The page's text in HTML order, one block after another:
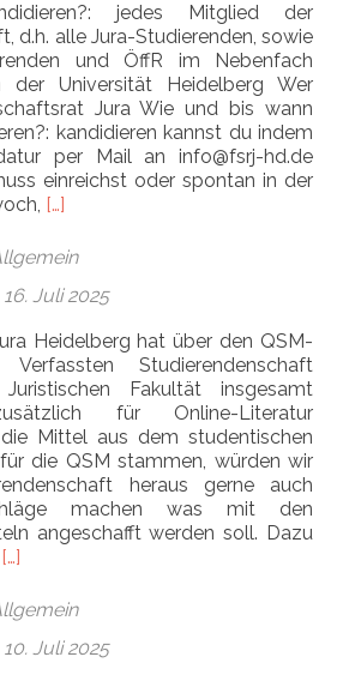
jedes Mitglied der
d.h. alle Jura-Studierenden, sowie
und ÖffR im Nebenfach
der Universität Heidelberg Wer
Jura Wie und bis wann
kandidieren kannst du indem
per Mail an info@fsrj-hd.de
einreichst oder spontan in der
Read more about Drei
[…]
16. Juli 2025
Heidelberg hat über den QSM-
Studierendenschaft
Fakultät insgesamt
für Online-Literatur
Mittel aus dem studentischen
die QSM stammen, würden wir
heraus gerne auch
machen was mit den
angeschafft werden soll. Dazu
Read more about Online-Literatur an
[…]
10. Juli 2025